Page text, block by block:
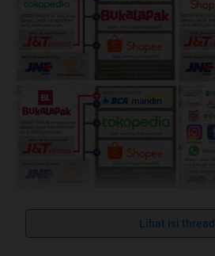
Lihat isi thread